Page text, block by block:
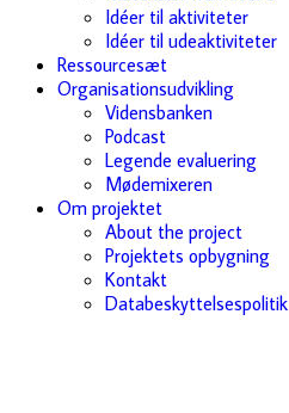
Idéer til aktiviteter
Idéer til udeaktiviteter
Ressourcesæt
Organisationsudvikling
Vidensbanken
Podcast
Legende evaluering
Mødemixeren
Om projektet
About the project
Projektets opbygning
Kontakt
Databeskyttelsespolitik